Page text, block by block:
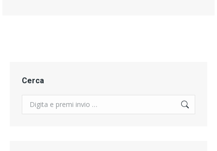
Cerca
Search: